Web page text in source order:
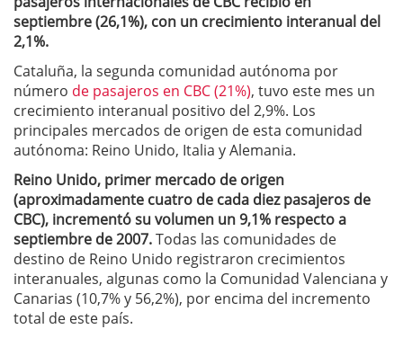
septiembre (26,1%), con un crecimiento interanual del
2,1%.
Cataluña, la segunda comunidad autónoma por
número de pasajeros en CBC (21%), tuvo este mes un
crecimiento interanual positivo del 2,9%. Los
principales mercados de origen de esta comunidad
autónoma: Reino Unido, Italia y Alemania.
Reino Unido, primer mercado de origen
(aproximadamente cuatro de cada diez pasajeros de
CBC), incrementó su volumen un 9,1% respecto a
septiembre de 2007.Todas las comunidades de
destino de Reino Unido registraron crecimientos
interanuales, algunas como la Comunidad Valenciana y
Canarias (10,7% y 56,2%), por encima del incremento
total de este país.